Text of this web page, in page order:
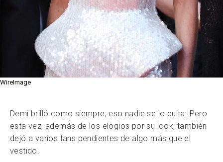
WireImage
Demi brilló como siempre, eso nadie se lo quita. Pero
esta vez, además de los elogios por su look, también
dejó a varios fans pendientes de algo más que el
vestido.